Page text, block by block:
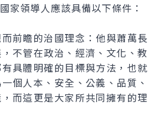
領導人應該具備以下條件：
瞻的治國理念：他與蕭萬長
不管在政治、經濟、文化、教
具體明確的目標與方法，也就
個人本、安全、公義、品質、
而這更是大家所共同擁有的理